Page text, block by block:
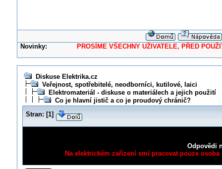
Novinky: PROSÍME VŠECHNY UŽIVATELE, PŘED
Diskuse Elektrika.cz
Veřejnost, spotřebitelé, neodborníci, kutilové, laici
Elektromateriál - diskuse o materiálech a jejich použití
Co je hlavní jistič a co je proudový chránič?
Stran: [1]
Odpovědi
Na elektrickém zařízení smí pracovat pouze